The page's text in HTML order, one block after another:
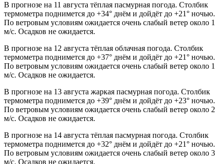
В прогнозе на 11 августа тёплая пасмурная погода. Столбик
термометра поднимется до +34° днём и дойдёт до +21° ночью.
По ветровым условиям ожидается очень слабый ветер около 1
м/с. Осадков не ожидается.
В прогнозе на 12 августа тёплая облачная погода. Столбик
термометра поднимется до +37° днём и дойдёт до +21° ночью.
По ветровым условиям ожидается очень слабый ветер около 1
м/с. Осадков не ожидается.
В прогнозе на 13 августа жаркая пасмурная погода. Столбик
термометра поднимется до +39° днём и дойдёт до +23° ночью.
По ветровым условиям ожидается очень слабый ветер около 2
м/с. Осадков не ожидается.
В прогнозе на 14 августа тёплая пасмурная погода. Столбик
термометра поднимется до +32° днём и дойдёт до +21° ночью.
По ветровым условиям ожидается очень слабый ветер около 3
м/с. Осадков не ожидается.